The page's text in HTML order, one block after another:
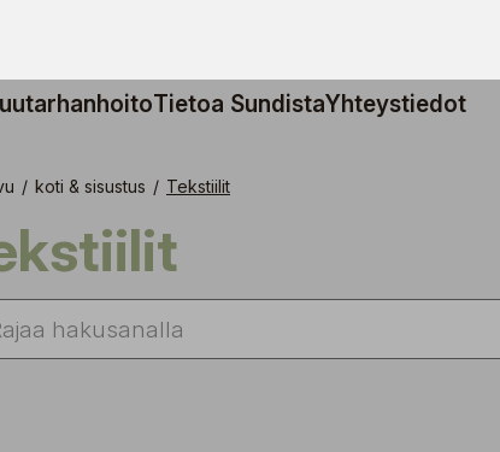
Tietoa SundistaYhteystiedot
/ koti & sisustus / Tekstiilit